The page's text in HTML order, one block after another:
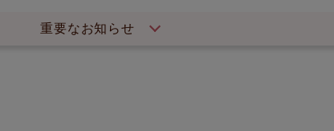
重要なお知らせ